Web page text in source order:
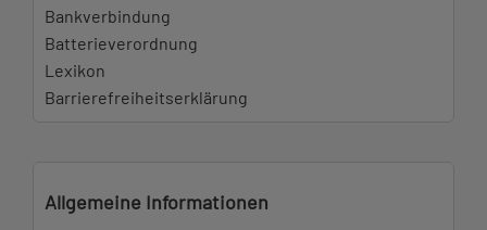
Bankverbindung
Batterieverordnung
Lexikon
Barrierefreiheitserklärung
Allgemeine Informationen